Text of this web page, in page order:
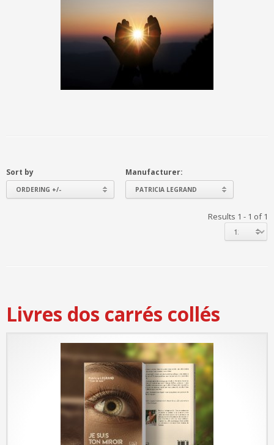
Sort by
ORDERING +/-
Manufacturer:
PATRICIA LEGRAND
Results 1 - 1 of 1
Livres dos carrés collés